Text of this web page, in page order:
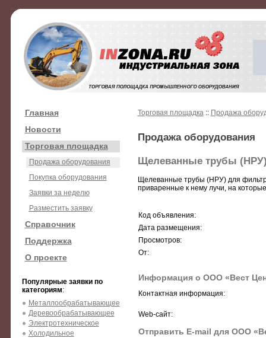
Главная
Новости
Торговая площадка
Продажа оборудования
Покупка оборудования
Заявки за неделю
Разместить заявку
Справочник
Поддержка
О проекте
Популярные заявки по
категориям:
Металлообрабатывающее
Деревообрабатывающее
Электротехническое
Холодильное
Торговая площадка:: Продажа
Продажа оборудования
Щелеванные трубы
Щелеванные трубы (НРУ) для
приваренные к нему лучи, на
Код объявления:
Дата размещения:
Просмотров:
От:
Информация о ООО «Вест
Контактная информация:
Web-сайт:
Отправить E-mail для ООО